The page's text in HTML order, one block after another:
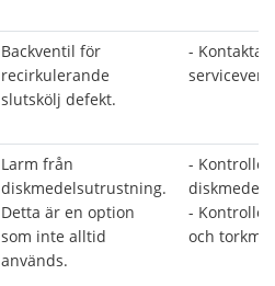
Backventil för
recirkulerande
slutskölj defekt.
- Kontakta
Larm från
diskmedelsutrustning.
Detta är en option
som inte alltid
används.
-
-
och